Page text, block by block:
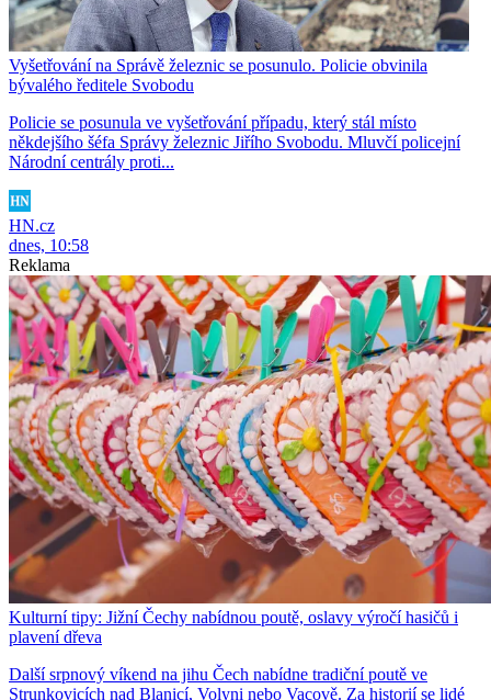
Vyšetřování na Správě železnic se posunulo. Policie obvinila
bývalého ředitele Svobodu
Policie se posunula ve vyšetřování případu, který stál místo
někdejšího šéfa Správy železnic Jiřího Svobodu. Mluvčí policejní
Národní centrály proti...
HN.cz
dnes, 10:58
Reklama
Kulturní tipy: Jižní Čechy nabídnou poutě, oslavy výročí hasičů i
plavení dřeva
Další srpnový víkend na jihu Čech nabídne tradiční poutě ve
Strunkovicích nad Blanicí, Volyni nebo Vacově. Za historií se lidé